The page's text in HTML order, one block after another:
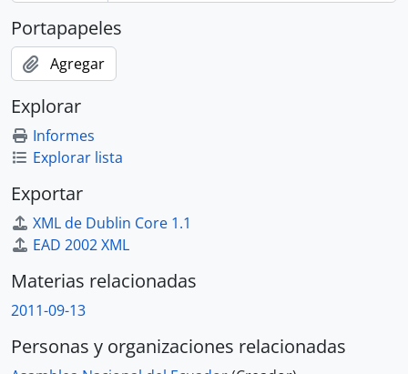
Portapapeles
Agregar
Explorar
Informes
Explorar lista
Exportar
XML de Dublin Core 1.1
EAD 2002 XML
Materias relacionadas
2011-09-13
Personas y organizaciones relacionadas